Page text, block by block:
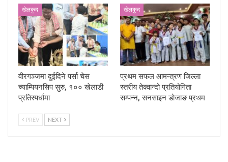
खेलकुद
वीरगञ्जमा दुईदिने पर्सा चेस
च्याम्पियनसिप सुरु, १०० खेलाडी
प्रतिस्पर्धामा
खेलकुद
प्रथम सफल आमन्त्रण जिल्ला
स्तरीय तेक्वान्दो प्रतियोगिता
सम्पन्न, सनसाइन डोजाङ प्रथम
PREV NEXT